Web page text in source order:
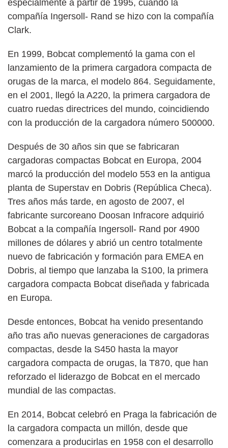
especialmente a partir de 1995, cuando la
compañía Ingersoll- Rand se hizo con la compañía
Clark.
En 1999, Bobcat complementó la gama con el
lanzamiento de la primera cargadora compacta de
orugas de la marca, el modelo 864. Seguidamente,
en el 2001, llegó la A220, la primera cargadora de
cuatro ruedas directrices del mundo, coincidiendo
con la producción de la cargadora número 500000.
Después de 30 años sin que se fabricaran
cargadoras compactas Bobcat en Europa, 2004
marcó la producción del modelo 553 en la antigua
planta de Superstav en Dobris (República Checa).
Tres años más tarde, en agosto de 2007, el
fabricante surcoreano Doosan Infracore adquirió
Bobcat a la compañía Ingersoll- Rand por 4900
millones de dólares y abrió un centro totalmente
nuevo de fabricación y formación para EMEA en
Dobris, al tiempo que lanzaba la S100, la primera
cargadora compacta Bobcat diseñada y fabricada
en Europa.
Desde entonces, Bobcat ha venido presentando
año tras año nuevas generaciones de cargadoras
compactas, desde la S450 hasta la mayor
cargadora compacta de orugas, la T870, que han
reforzado el liderazgo de Bobcat en el mercado
mundial de las compactas.
En 2014, Bobcat celebró en Praga la fabricación de
la cargadora compacta un millón, desde que
comenzara a producirlas en 1958 con el desarrollo